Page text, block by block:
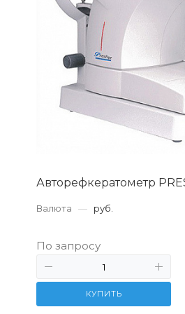
Авторефкератометр
Валюта — руб.
По запросу
КУПИТЬ